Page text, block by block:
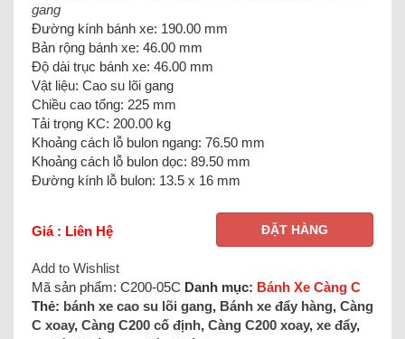
gang
Đường kính bánh xe: 190.00 mm
Bản rộng bánh xe: 46.00 mm
Độ dài trục bánh xe: 46.00 mm
Vật liệu: Cao su lõi gang
Chiều cao tổng: 225 mm
Tải trọng KC: 200.00 kg
Khoảng cách lỗ bulon ngang: 76.50 mm
Khoảng cách lỗ bulon dọc: 89.50 mm
Đường kính lỗ bulon: 13.5 x 16 mm
Giá : Liên Hệ ĐẶT HÀNG
Add to Wishlist
Mã sản phẩm: C200-05C Danh mục: Bánh Xe Càng C
Thẻ: bánh xe cao su lõi gang, Bánh xe đẩy hàng, Càng
C xoay, Càng C200 cố định, Càng C200 xoay, xe đẩy,